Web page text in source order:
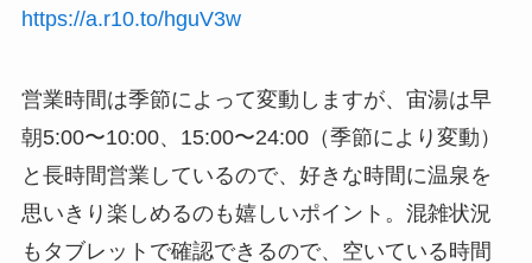
https://a.r10.to/hguV3w
営業時間は季節によって変動しますが、宙湯は早
朝5:00〜10:00、15:00〜24:00（季節により変動）
と長時間営業しているので、好きな時間に温泉を
思いきり楽しめるのも嬉しいポイント。混雑状況
もタブレットで確認できるので、空いている時間